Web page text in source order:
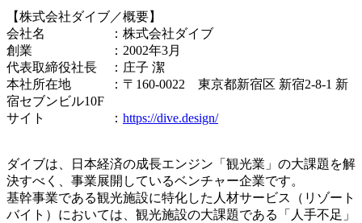
【株式会社ダイブ／概要】
会社名 ：株式会社ダイブ
創業 ：2002年3月
代表取締役社長 ：庄子 潔
本社所在地 ：〒160-0022 東京都新宿区 新宿2-8-1 新
宿セブンビル10F
サイト ： https://dive.design/
ダイブは、日本経済の成長エンジン「観光業」の大課題を解
決すべく、事業展開しているベンチャー企業です。
基幹事業である観光施設に特化した人材サービス（リゾート
バイト）においては、観光施設の大課題である「人手不足」